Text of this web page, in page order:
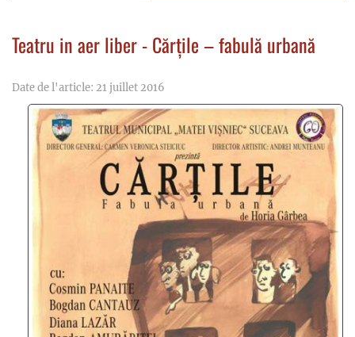
Teatru in aer liber - Cărțile – fabulă urbană
Date de l'article: 21 juillet 2016